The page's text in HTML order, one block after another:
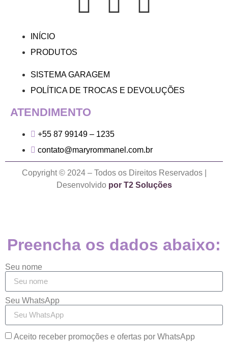
INÍCIO
PRODUTOS
SISTEMA GARAGEM
POLÍTICA DE TROCAS E DEVOLUÇÕES
ATENDIMENTO
+55 87 99149 – 1235
contato@maryrommanel.com.br
Copyright © 2024 – Todos os Direitos Reservados |
Desenvolvido por T2 Soluções
Preencha os dados abaixo:
Seu nome
Seu WhatsApp
Aceito receber promoções e ofertas por WhatsApp